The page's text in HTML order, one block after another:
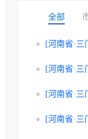
全部
[河南省·三
[河南省·三
[河南省·三
[河南省·三